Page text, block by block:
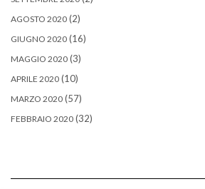
AGOSTO 2020 (2)
GIUGNO 2020 (16)
MAGGIO 2020 (3)
APRILE 2020 (10)
MARZO 2020 (57)
FEBBRAIO 2020 (32)